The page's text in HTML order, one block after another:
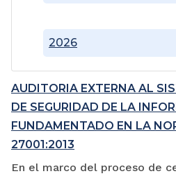
2026
AUDITORIA EXTERNA AL
DE SEGURIDAD DE LA
FUNDAMENTADO EN LA
27001:2013
En el marco del proceso de